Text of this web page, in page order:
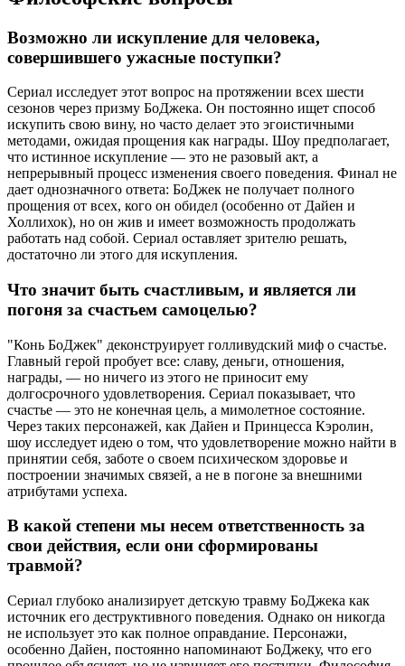
Возможно ли искупление для человека,
совершившего ужасные поступки?
Сериал исследует этот вопрос на протяжении всех шести
сезонов через призму БоДжека. Он постоянно ищет способ
искупить свою вину, но часто делает это эгоистичными
методами, ожидая прощения как награды. Шоу предполагает,
что истинное искупление — это не разовый акт, а
непрерывный процесс изменения своего поведения. Финал не
дает однозначного ответа: БоДжек не получает полного
прощения от всех, кого он обидел (особенно от Дайен и
Холлихок), но он жив и имеет возможность продолжать
работать над собой. Сериал оставляет зрителю решать,
достаточно ли этого для искупления.
Что значит быть счастливым, и является ли
погоня за счастьем самоцелью?
"Конь БоДжек" деконструирует голливудский миф о счастье.
Главный герой пробует все: славу, деньги, отношения,
награды, — но ничего из этого не приносит ему
долгосрочного удовлетворения. Сериал показывает, что
счастье — это не конечная цель, а мимолетное состояние.
Через таких персонажей, как Дайен и Принцесса Кэролин,
шоу исследует идею о том, что удовлетворение можно найти в
принятии себя, заботе о своем психическом здоровье и
построении значимых связей, а не в погоне за внешними
атрибутами успеха.
В какой степени мы несем ответственность за
свои действия, если они сформированы
травмой?
Сериал глубоко анализирует детскую травму БоДжека как
источник его деструктивного поведения. Однако он никогда
не использует это как полное оправдание. Персонажи,
особенно Дайен, постоянно напоминают БоДжеку, что его